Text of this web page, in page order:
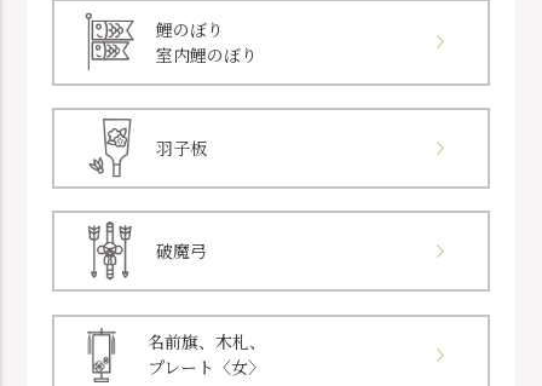
鯉のぼり
室内鯉のぼり
羽子板
破魔弓
名前旗、木札、
プレート〈女〉